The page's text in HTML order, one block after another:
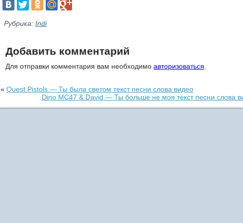
Рубрика: Indi
Добавить комментарий
Для отправки комментария вам необходимо авторизоваться
« Quest Pistols — Ты была светом текст песни слова видео
Dino MC47 & David — Ты больше не моя текст песни слова